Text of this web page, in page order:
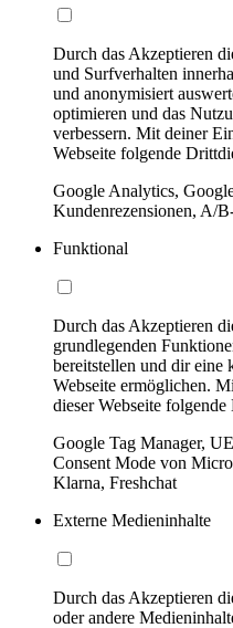
Durch das Akzeptieren
und Surfverhalten
und anonymisiert
optimieren und das
verbessern. Mit deiner
Webseite folgende
Google Analytics,
Kundenrezensionen, A/
Funktional
Durch das Akzeptieren
grundlegenden
bereitstellen und dir eine
Webseite ermöglichen.
dieser Webseite
Google Tag Manager,
Consent Mode von
Klarna, Freshchat
Externe Medieninhalte
Durch das Akzeptieren
oder andere